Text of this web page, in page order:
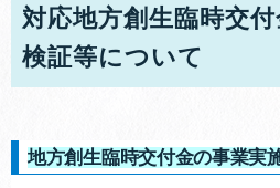
対応地方創生臨時交
検証等について
地方創生臨時交付金の事業実